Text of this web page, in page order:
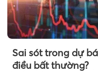
Sai sót trong dự
điều bất thường?